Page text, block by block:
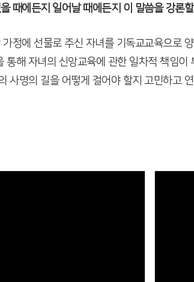
때에든지 일어날 때에든지 이 말씀을 강론
정에 선물로 주신 자녀를 기독교교육으로
통해 자녀의 신앙교육에 관한 일차적 책임이
사명의 길을 어떻게 걸어야 할지 고민하고